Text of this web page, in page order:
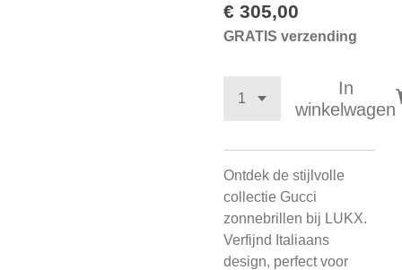
€ 305,00
GRATIS verzending
In
winkelwagen
Ontdek de stijlvolle
collectie Gucci
zonnebrillen bij LUKX.
Verfijnd Italiaans
design, perfect voor